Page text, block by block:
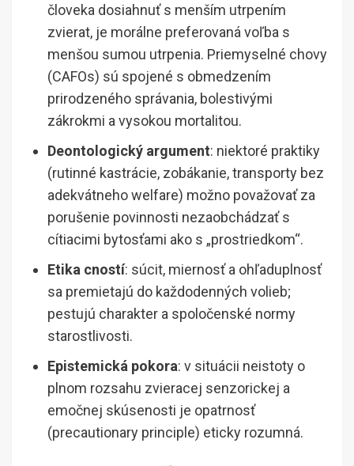
človeka dosiahnuť s menším utrpením
zvierat, je morálne preferovaná voľba s
menšou sumou utrpenia. Priemyselné chovy
(CAFOs) sú spojené s obmedzením
prirodzeného správania, bolestivými
zákrokmi a vysokou mortalitou.
Deontologický argument: niektoré praktiky
(rutinné kastrácie, zobákanie, transporty bez
adekvátneho welfare) možno považovať za
porušenie povinnosti nezaobchádzať s
cítiacimi bytosťami ako s „prostriedkom“.
Etika cností: súcit, miernosť a ohľaduplnosť
sa premietajú do každodenných volieb;
pestujú charakter a spoločenské normy
starostlivosti.
Epistemická pokora: v situácii neistoty o
plnom rozsahu zvieracej senzorickej a
emočnej skúsenosti je opatrnosť
(precautionary principle) eticky rozumná.